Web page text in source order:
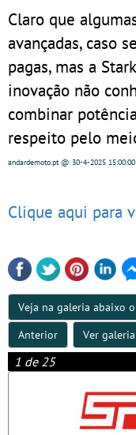
Claro que
avançadas, caso
pagas, mas a
inovação não
combinar
respeito pelo
andardemoto.pt@ 30-4-2025 15:00:00
Clique aqui para
Veja na galeria abaixo
Anterior
Ver galeria
1 de 25